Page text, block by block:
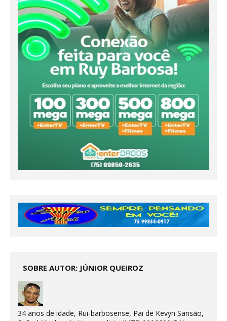
SOBRE AUTOR: JÚNIOR QUEIROZ
34 anos de idade, Rui-barbosense, Pai de Kevyn Sansão,